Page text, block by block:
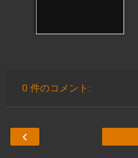
0 件のコメント:
‹